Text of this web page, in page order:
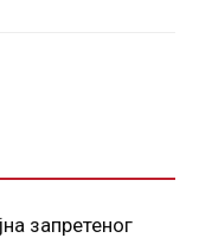
запретеног